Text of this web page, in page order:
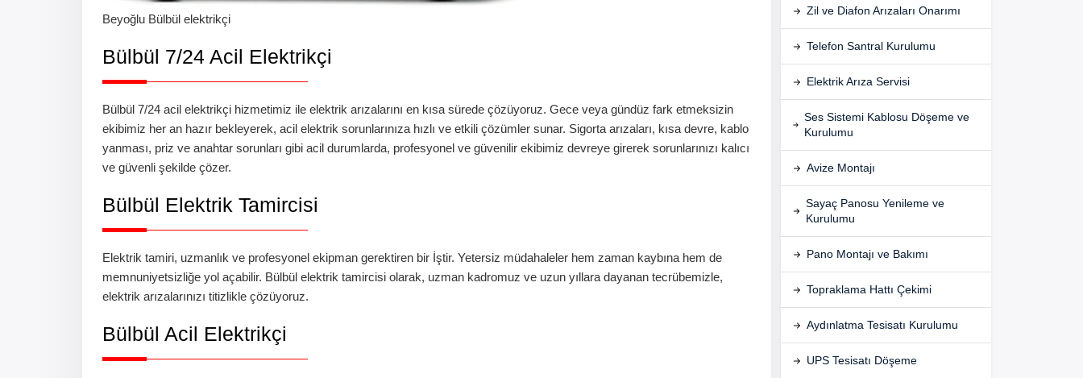
Beyoğlu Bülbül elektrikçi
Bülbül 7/24 Acil Elektrikçi
Bülbül 7/24 acil elektrikçi hizmetimiz ile elektrik arızalarını en kısa sürede çözüyoruz. Gece veya gündüz fark etmeksizin
ekibimiz her an hazır bekleyerek, acil elektrik sorunlarınıza hızlı ve etkili çözümler sunar. Sigorta arızaları, kısa devre, kablo
yanması, priz ve anahtar sorunları gibi acil durumlarda, profesyonel ve güvenilir ekibimiz devreye girerek sorunlarınızı kalıcı
ve güvenli şekilde çözer.
Bülbül Elektrik Tamircisi
Elektrik tamiri, uzmanlık ve profesyonel ekipman gerektiren bir İştir. Yetersiz müdahaleler hem zaman kaybına hem de
memnuniyetsizliğe yol açabilir. Bülbül elektrik tamircisi olarak, uzman kadromuz ve uzun yıllara dayanan tecrübemizle,
elektrik arızalarınızı titizlikle çözüyoruz.
Bülbül Acil Elektrikçi
Zil ve Diafon Arızaları Onarımı
Telefon Santral Kurulumu
Elektrik Arıza Servisi
Ses Sistemi Kablosu Döşeme ve
Kurulumu
Avize Montajı
Sayaç Panosu Yenileme ve
Kurulumu
Pano Montajı ve Bakımı
Topraklama Hattı Çekimi
Aydınlatma Tesisatı Kurulumu
UPS Tesisatı Döşeme